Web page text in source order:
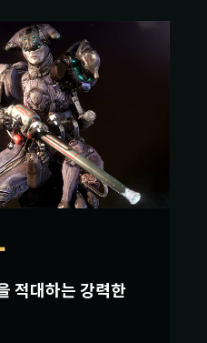
적대하는 강력한